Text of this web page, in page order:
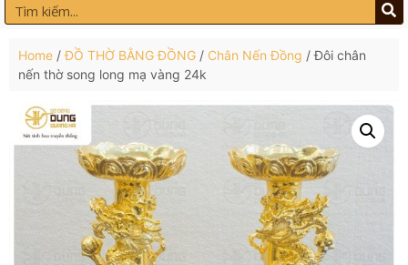
Home /ĐỒ THỜ BẰNG ĐỒNG / Chân Nến Đồng / Đôi chân
nến thờ song long mạ vàng 24k